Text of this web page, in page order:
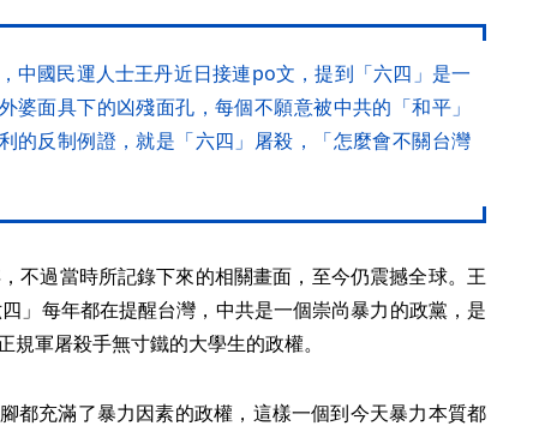
中國民運人士王丹近日接連po文，提到「六四」是一
婆面具下的凶殘面孔，每個不願意被中共的「和平」
的反制例證，就是「六四」屠殺，「怎麼會不關台灣
不過當時所記錄下來的相關畫面，至今仍震撼全球。王
」每年都在提醒台灣，中共是一個崇尚暴力的政黨，是
軍屠殺手無寸鐵的大學生的政權。
都充滿了暴力因素的政權，這樣一個到今天暴力本質都